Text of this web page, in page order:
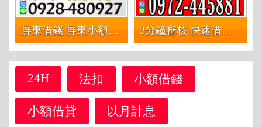
屏東借錢 屏東小額借錢證件借錢 | 5萬內 市場店面攤販上班族 3分鐘審核 快速借款 | 利息最低
24H 法扣 小額借錢
小額借貸 以月計息